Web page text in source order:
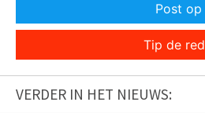
Post op
Tip de
VERDER IN HET NIEUWS: